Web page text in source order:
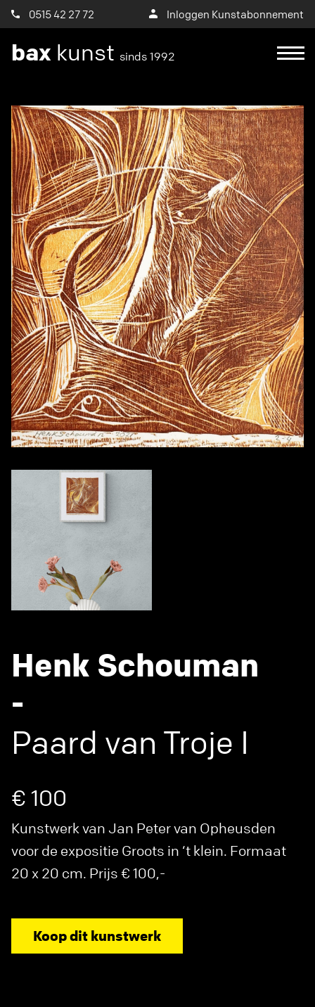
0515 42 27 72 Inloggen Kunstabonnement
bax kunst sinds 1992
Henk Schouman
-
Paard van Troje I
€ 100
Kunstwerk van Jan Peter van Opheusden
voor de expositie Groots in ‘t klein. Formaat
20 x 20 cm. Prijs € 100,-
Koop dit kunstwerk